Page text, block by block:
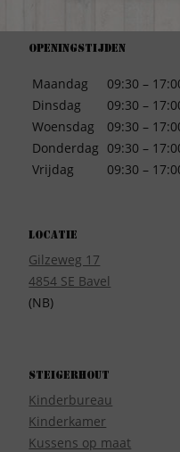
Openingstijden
Maandag
Dinsdag
Woensdag
Donderdag
Vrijdag
09:30 –
09:30 –
09:30 –
09:30 –
09:30 –
Locatie
Gilzeweg 17
4854 SE Bavel
(NB)
Steigerhout
Kinderbureau
Kinderkamer
Kussens op maat